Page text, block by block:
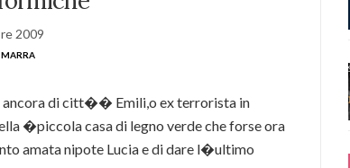
2009
ancora di citt�� Emili,o ex terrorista in
�piccola casa di legno verde che forse ora
amata nipote Lucia e di dare l�ultimo